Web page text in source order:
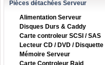
Pièces détachées Serveur
Alimentation Serveur
Disques Durs & Caddy
Carte controleur SCSI / SAS
Lecteur CD / DVD / Disquette
Mémoire Serveur
Carte Controleur Raid